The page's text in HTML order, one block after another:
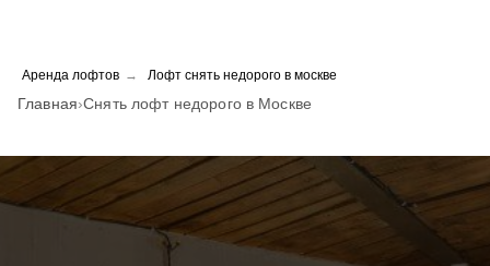
Аренда лофтов → Лофт снять недорого в москве
Главная›Снять лофт недорого в Москве